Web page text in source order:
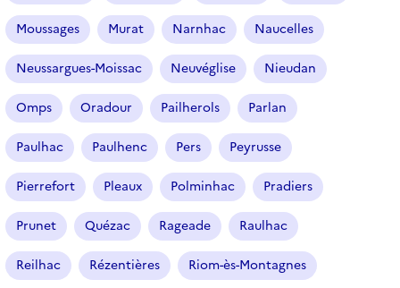
Moussages Murat Narnhac Naucelles
Neussargues-Moissac Neuvéglise Nieudan
Omps Oradour Pailherols Parlan
Paulhac Paulhenc Pers Peyrusse
Pierrefort Pleaux Polminhac Pradiers
Prunet Quézac Rageade Raulhac
Reilhac Rézentières Riom-ès-Montagnes